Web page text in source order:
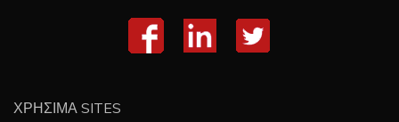
ΧΡΗΣΙΜΑ SITES